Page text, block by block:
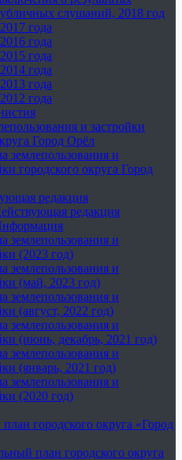
слушаний, 2018 год
года
года
года
года
года
года
и застройки
Город Орёл
землепользования и
городского округа Город
редакция
редакция
землепользования и
(2023 год)
землепользования и
(май, 2023 год)
землепользования и
(август, 2022 год)
землепользования и
(июнь, декабрь, 2021 год)
землепользования и
(январь, 2021 год)
землепользования и
(2020 год)
городского округа «Город
план городского округа